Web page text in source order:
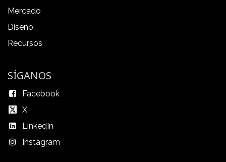
Mercado
Diseño
Recursos
SÍGANOS
Facebook
X
LinkedIn
Instagram